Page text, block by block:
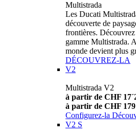
Multistrada
Les Ducati
découverte de
frontières.
gamme Multistrada.
monde devient plus
DÉCOUVREZ-LA
V2
Multistrada V2
à partir de CHF
à partir de CHF
Configurez-la
V2 S